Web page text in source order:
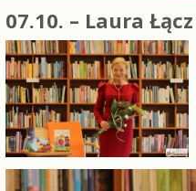
07.10. – Laura